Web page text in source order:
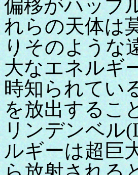
偏移がハッブ
れらの天体は
りそのような
大なエネルギ
時知られてい
を放出するこ
リンデンベル
ルギーは超巨